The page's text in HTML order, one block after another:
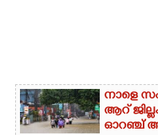
ZOOM
നാളെ
ആറ്
ഓറഞ്ച്